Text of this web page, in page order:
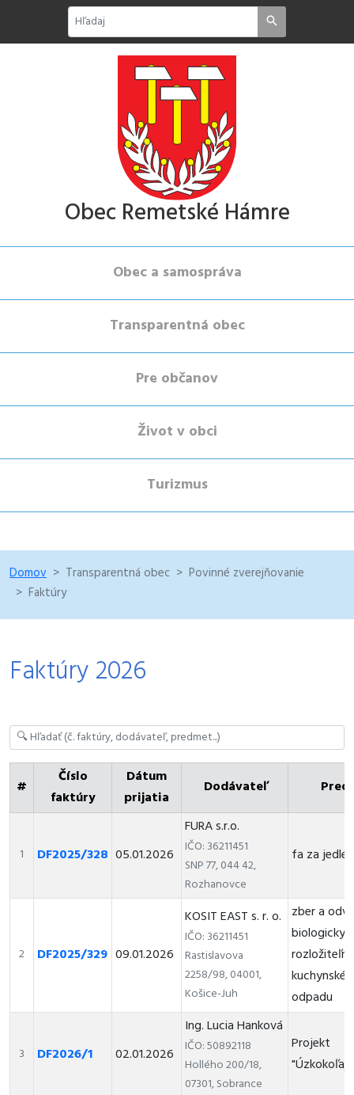
Obec Remetské Hámre
Obec a samospráva
Transparentná obec
Pre občanov
Život v obci
Turizmus
Domov Transparentná obec
Povinné zverejňovanie
Faktúry
Faktúry 2026
#
Číslo
faktúry
Dátum
prijatia
Dodávateľ
1 DF2025/328 05.01.2026
FURA s.r.o.
IČO: 36211451
SNP 77, 044 42,
Rozhanovce
fa za jedlé
2 DF2025/329 09.01.2026
KOSIT EAST s. r. o.
IČO: 36211451
Rastislavova
2258/98, 04001,
Košice-Juh
zber a
biologicky
odpadu
3 DF2026/1 02.01.2026
Ing. Lucia Hanková
IČO: 50892118
Hollého 200/18,
07301, Sobrance
Projekt